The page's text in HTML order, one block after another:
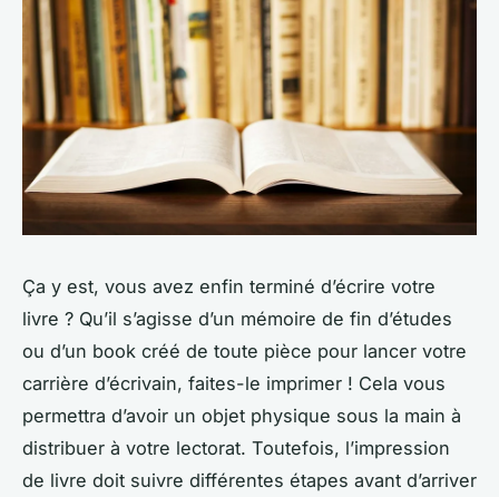
Ça y est, vous avez enfin terminé d’écrire votre
livre ? Qu’il s’agisse d’un mémoire de fin d’études
ou d’un book créé de toute pièce pour lancer votre
carrière d’écrivain, faites-le imprimer ! Cela vous
permettra d’avoir un objet physique sous la main à
distribuer à votre lectorat. Toutefois, l’impression
de livre doit suivre différentes étapes avant d’arriver